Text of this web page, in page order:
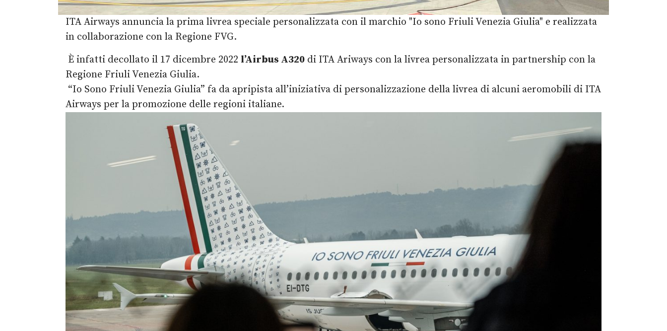
ITA Airways annuncia la prima livrea speciale personalizzata con il marchio "Io sono Friuli Venezia Giulia" e realizzata
in collaborazione con la Regione FVG.
È infatti decollato il 17 dicembre 2022 l’Airbus A320 di ITA Ariways con la livrea personalizzata in partnership con la
Regione Friuli Venezia Giulia.
“Io Sono Friuli Venezia Giulia” fa da apripista all’iniziativa di personalizzazione della livrea di alcuni aeromobili di ITA
Airways per la promozione delle regioni italiane.